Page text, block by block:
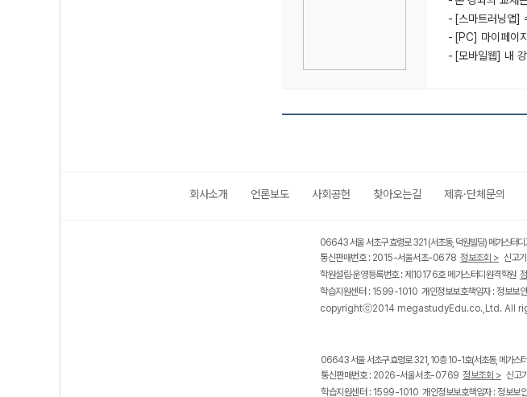
[스마트러닝앱]
[PC] 마이페이
[모바일웹] 내
회사소개 언론보도 사회공헌 찾아오는길 제휴·단체문의
06643 서울 서초구 효령로 321 (서초동, 덕원빌딩) 메가스
통신판매번호 : 2015-서울서초-0678 정보조회 > 신고
학원설립·운영등록번호 : 제10176호 메가스터디원격학원
학습지원센터 : 1599-1010 개인정보보호책임자 : 정보보
copyrightⓒ2014 megastudyEdu.co.,Ltd. All
06643 서울 서초구 효령로 321, 10층 10-1호(서초동, 메가
통신판매번호 : 2026-서울서초-0769 정보조회 > 신고
학습지원센터 : 1599-1010 개인정보보호책임자 : 정보보